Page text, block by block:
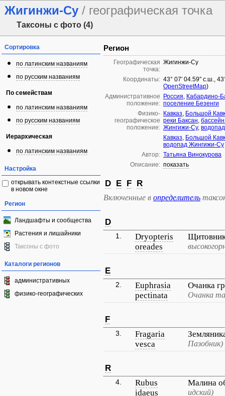
Жигинжи-Су / географическая точка
Таксоны с фото (4)
Сортировка
по латинским названиям
по русским названиям
По семействам
по латинским названиям
по русским названиям
Иерархическая
по латинским названиям
Настройка
открывать контекстные ссылки
в новом окне
Регион
Ландшафты и сообщества
Растения и лишайники
Таксоны с фото
Каталоги регионов
административных
физико-географических
Регион
Географическая
точка:
Жигинжи-Су
Координаты: 43° 07′ 04.59″ с.ш.,
OpenStreetMap)
Административное
положение:
Россия, Кабардино-
поселение Безенги
Физико-
географическое
положение:
Кавказ, Большой
реки Баксан,
Жингижи-Су,
Кавказ, Большой
водопад Жингижи-Су
Автор: Татьяна Винокурова
Описание: показать
D E F R
Включенные в определитель
D
1.
Dryopteris
oreades
E
2.
Euphrasia
pectinata
Очанка
Очанка
F
3.
Fragaria
vesca
Пазобник)
R
4.
Rubus
idaeus
Малина
идский)